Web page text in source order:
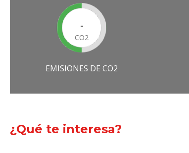
-
CO2
EMISIONES DE CO2
¿Qué te interesa?